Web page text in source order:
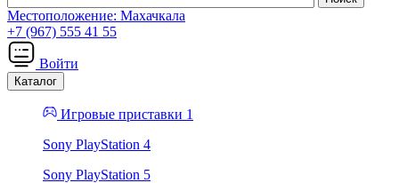
Местоположение: Махачкала
+7 (967) 555 41 55
Войти
Каталог
Игровые приставки 1
Sony PlayStation 4
Sony PlayStation 5